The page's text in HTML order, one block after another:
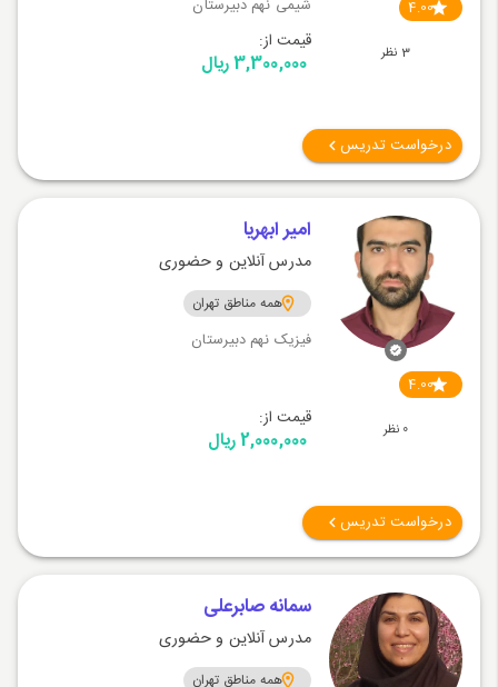
4.00
3 نظر
شیمی نهم دبیرستان
قیمت از:
3,300,000 ریال
درخواست تدریس
4.00
0 نظر
امیر ابهریا
مدرس آنلاین و حضوری
همه مناطق تهران
فیزیک نهم دبیرستان
قیمت از:
2,000,000 ریال
درخواست تدریس
سمانه صابرعلی
مدرس آنلاین و حضوری
همه مناطق تهران